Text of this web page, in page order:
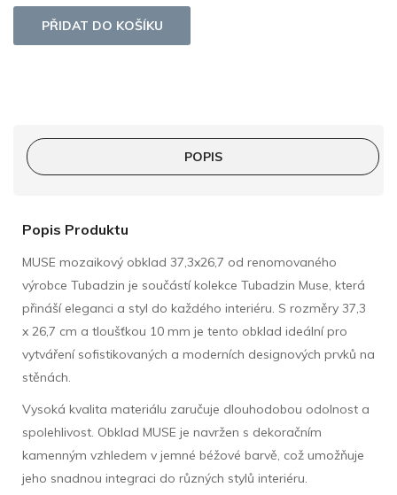
POPIS
Popis Produktu
MUSE mozaikový obklad 37,3x26,7 od renomovaného
výrobce Tubadzin je součástí kolekce Tubadzin Muse, která
přináší eleganci a styl do každého interiéru. S rozměry 37,3
x 26,7 cm a tloušťkou 10 mm je tento obklad ideální pro
vytváření sofistikovaných a moderních designových prvků na
stěnách.
Vysoká kvalita materiálu zaručuje dlouhodobou odolnost a
spolehlivost. Obklad MUSE je navržen s dekoračním
kamenným vzhledem v jemné béžové barvě, což umožňuje
jeho snadnou integraci do různých stylů interiéru.